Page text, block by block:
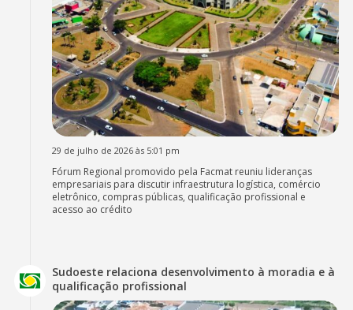
29 de julho de 2026 às 5:01 pm
Fórum Regional promovido pela Facmat reuniu lideranças
empresariais para discutir infraestrutura logística, comércio
eletrônico, compras públicas, qualificação profissional e
acesso ao crédito
Sudoeste relaciona desenvolvimento à moradia e à
qualificação profissional